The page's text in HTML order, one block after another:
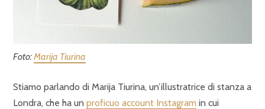
Foto:Marija Tiurina
Stiamo parlando di Marija Tiurina, un’illustratrice di stanza a
Londra, che ha un proficuo account Instagram in cui